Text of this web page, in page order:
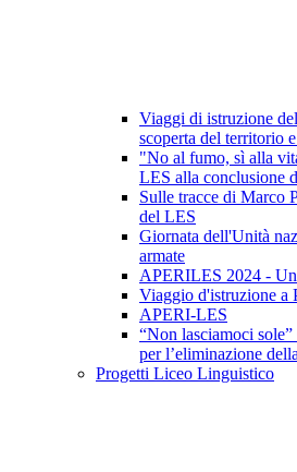
Viaggi di istruzione
scoperta del territorio
"No al fumo, sì alla
LES alla conclusione
Sulle tracce di Marco
del LES
Giornata dell'Unità
armate
APERILES 2024 -
Viaggio d'istruzione a
APERI-LES
“Non lasciamoci
per l’eliminazione
Progetti Liceo Linguistico